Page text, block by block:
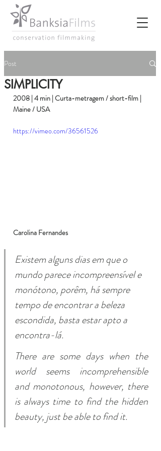
Post
SIMPLICITY
2008 | 4 min | Curta-metragem / short-film |
Maine / USA
https://vimeo.com/36561526
Carolina Fernandes
Existem alguns dias em que o
mundo parece incompreensível e
monótono, porêm, há sempre
tempo de encontrar a beleza
escondida, basta estar apto a
encontra-lá.
There are some days when the
world seems incomprehensible
and monotonous, however, there
is always time to find the hidden
beauty, just be able to find it.